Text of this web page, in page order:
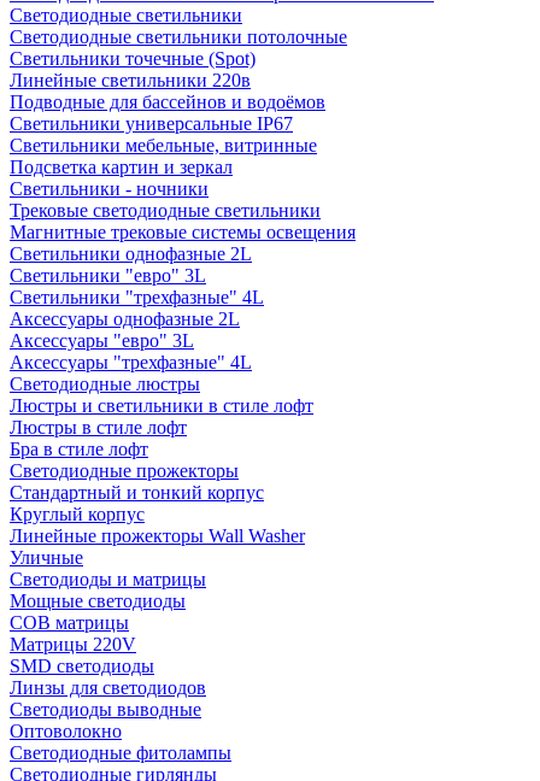
Светодиодные светильники
Светодиодные светильники потолочные
Светильники точечные (Spot)
Линейные светильники 220в
Подводные для бассейнов и водоёмов
Светильники универсальные IP67
Светильники мебельные, витринные
Подсветка картин и зеркал
Светильники - ночники
Трековые светодиодные светильники
Магнитные трековые системы освещения
Светильники однофазные 2L
Светильники "евро" 3L
Светильники "трехфазные" 4L
Аксессуары однофазные 2L
Аксессуары "евро" 3L
Аксессуары "трехфазные" 4L
Светодиодные люстры
Люстры и светильники в стиле лофт
Люстры в стиле лофт
Бра в стиле лофт
Светодиодные прожекторы
Стандартный и тонкий корпус
Круглый корпус
Линейные прожекторы Wall Washer
Уличные
Светодиоды и матрицы
Мощные светодиоды
COB матрицы
Матрицы 220V
SMD светодиоды
Линзы для светодиодов
Светодиоды выводные
Оптоволокно
Светодиодные фитолампы
Светодиодные гирлянды